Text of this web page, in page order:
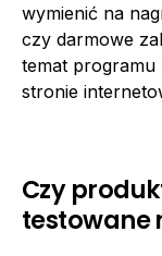
wymienić na
czy darmowe
temat programu
stronie
Czy
testowane